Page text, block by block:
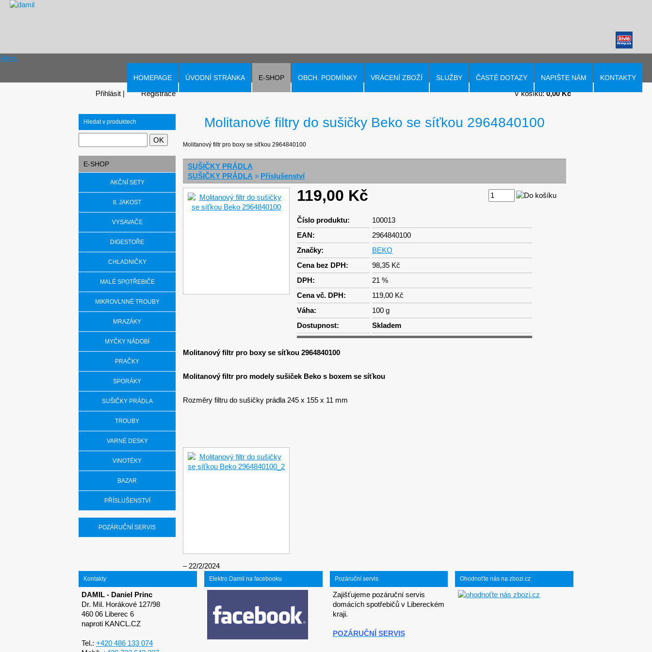
Menu
HOMEPAGE ÚVODNÍ STRÁNKA E-SHOP OBCH. PODMÍNKY VRÁCENÍ ZBOŽÍ SLUŽBY ČASTÉ DOTAZY NAPIŠTE NÁM KONTAKTY
Přihlásit | Registrace V košíku: 0,00 Kč
Molitanové filtry do sušičky Beko se síťkou 2964840100
Molitanový filtr pro boxy se síťkou 2964840100
SUŠIČKY PRÁDLA
SUŠIČKY PRÁDLA » Příslušenství
119,00 Kč
Číslo produktu:
100013
EAN:
2964840100
Značky:
BEKO
Cena bez DPH:
98,35 Kč
DPH:
21 %
Cena vč. DPH:
119,00 Kč
Váha:
100 g
Dostupnost:
Skladem
Molitanový filtr pro boxy se síťkou 2964840100
Molitanový filtr pro modely sušiček Beko s boxem se síťkou
Rozměry filtru do sušičky prádla 245 x 155 x 11 mm
22/2/2024
Hledat v produktech
E-SHOP
AKČNÍ SETY
II. JAKOST
VYSAVAČE
DIGESTOŘE
CHLADNIČKY
MALÉ SPOTŘEBIČE
MIKROVLNNÉ TROUBY
MRAZÁKY
MYČKY NÁDOBÍ
PRAČKY
SPORÁKY
SUŠIČKY PRÁDLA
TROUBY
VARNÉ DESKY
VINOTÉKY
BAZAR
PŘÍSLUŠENSTVÍ
POZÁRUČNÍ SERVIS
Kontakty
DAMIL - Daniel Princ
Dr. Mil. Horákové 127/98
460 06 Liberec 6
naproti KANCL.CZ
Tel.: +420 486 133 074
Elektro Damil na facebooku Pozáruční servis
Zajišťujeme pozáruční servis
domácích spotřebičů v Libereckém
kraji.
POZÁRUČNÍ SERVIS
Ohodnoťte nás na zbozi.cz